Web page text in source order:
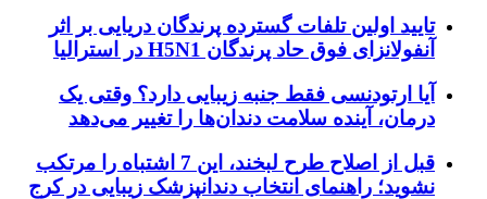
تایید اولین تلفات گسترده پرندگان دریایی بر اثر
آنفولانزای فوق حاد پرندگان H5N1 در استرالیا
آیا ارتودنسی فقط جنبه زیبایی دارد؟ وقتی یک
درمان، آینده سلامت دندان‌ها را تغییر می‌دهد
قبل از اصلاح طرح لبخند، این 7 اشتباه را مرتکب
نشوید؛ راهنمای انتخاب دندانپزشک زیبایی در کرج